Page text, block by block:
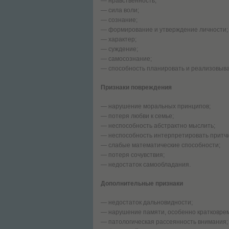
— сила воли;
— сознание;
— формирование и утверждение личности;
— характер;
— суждение;
— самосознание;
— способность планировать и
Признаки повреждения
— нарушение моральных принципов;
— потеря любви к семье;
— неспособность абстрактно мыслить;
— неспособность интерпретировать
— слабые математические способности;
— потеря сочувствия;
— недостаток самообладания.
Дополнительные признаки
— недостаток дальновидности;
— нарушение памяти, особенно
— патологическая рассеянность внимания;